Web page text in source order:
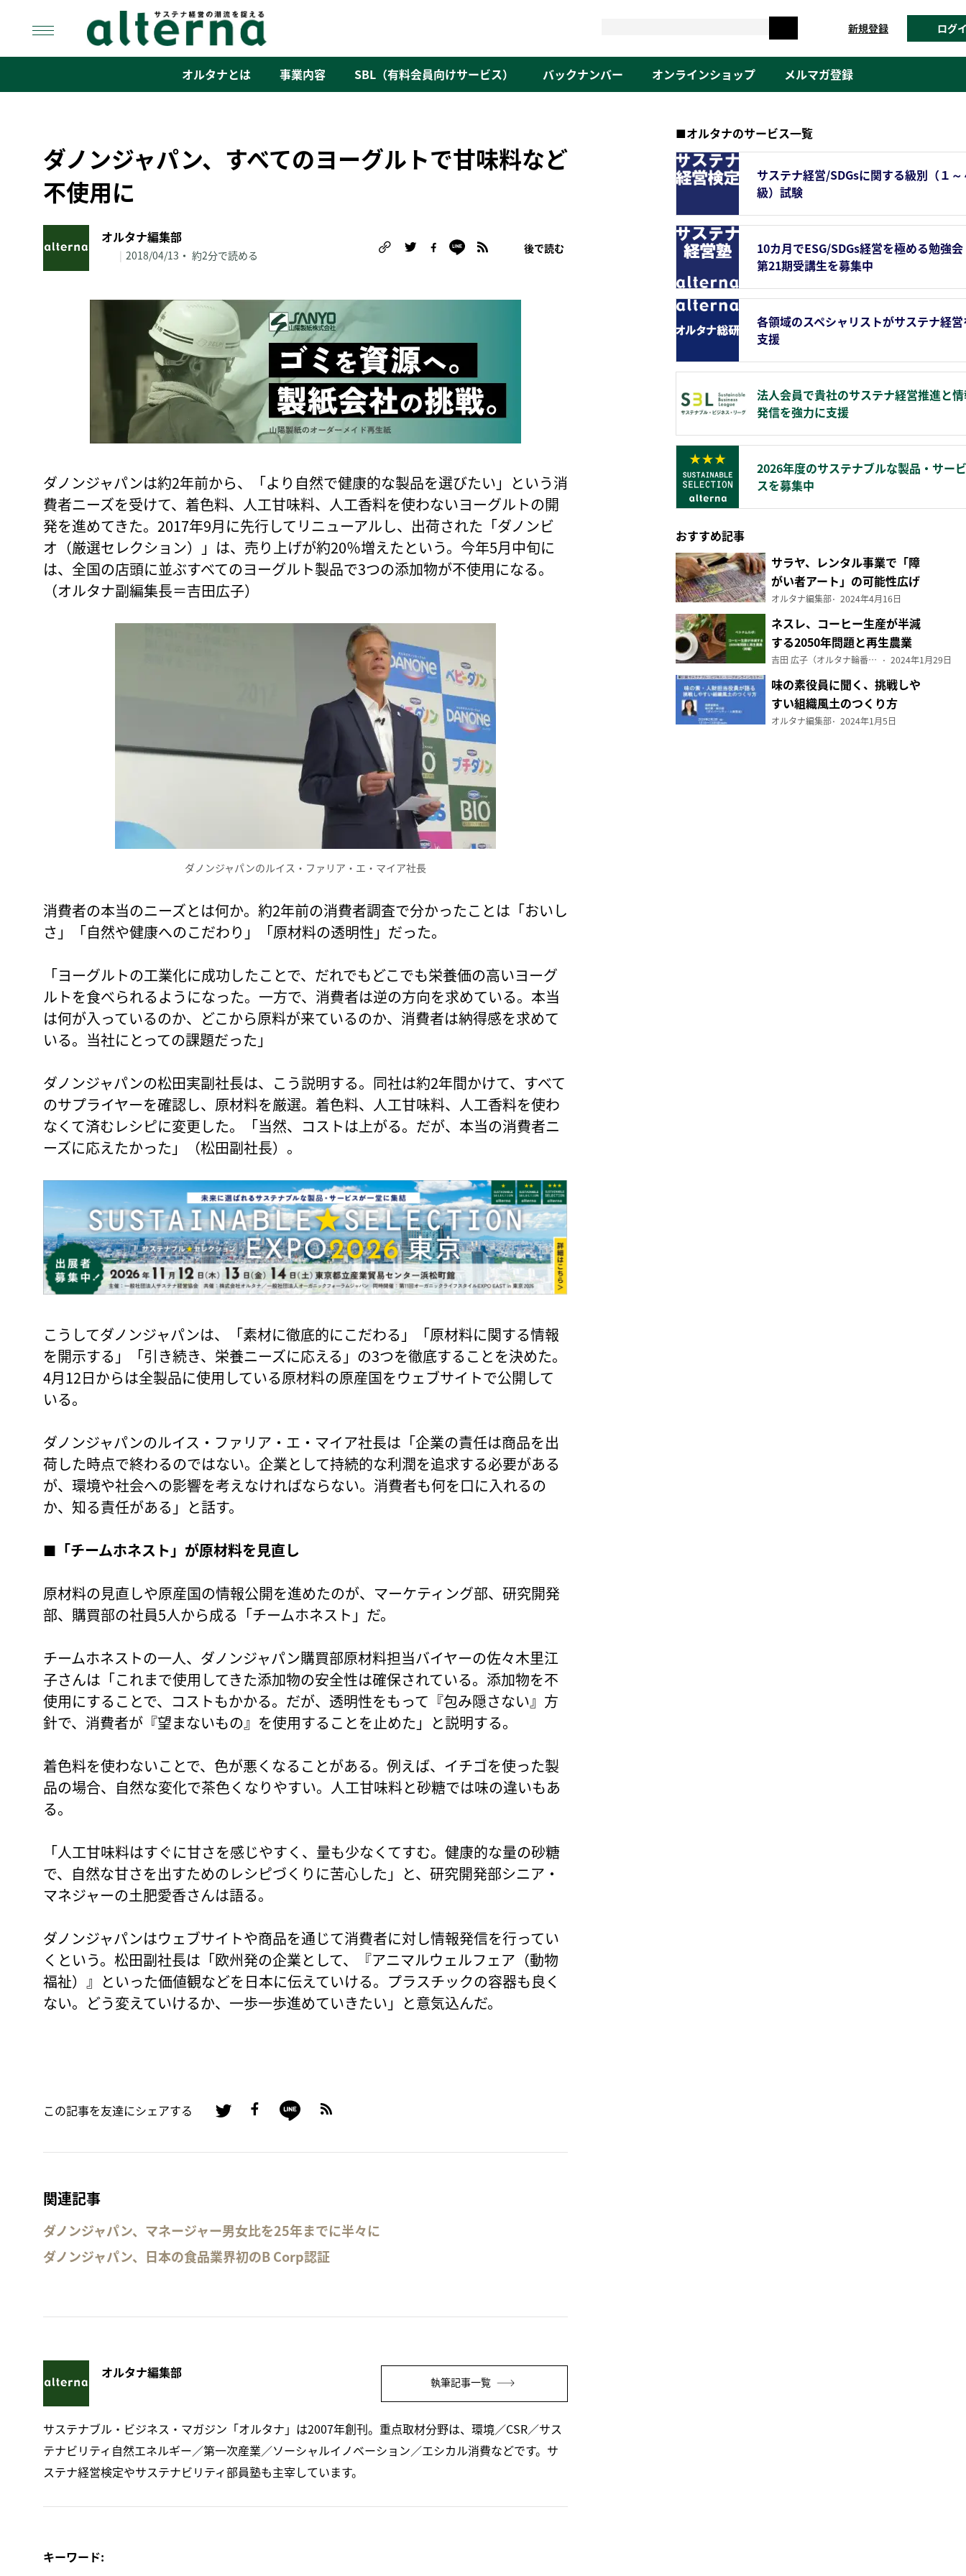
content
新規登録 ログ
オルタナとは 事業内容 SBL（有料会員向けサービス） バックナンバー オンラインショップ メルマガ登録
ダノンジャパン、すべてのヨーグルトで甘味料など
不使用に
オルタナ編集部
| 2018/04/13 約2分で読める
後で読む
ダノンジャパンは約2年前から、「より自然で健康的な製品を選びたい」という消
費者ニーズを受けて、着色料、人工甘味料、人工香料を使わないヨーグルトの開
発を進めてきた。2017年9月に先行してリニューアルし、出荷された「ダノンビ
オ（厳選セレクション）」は、売り上げが約20％増えたという。今年5月中旬に
は、全国の店頭に並ぶすべてのヨーグルト製品で3つの添加物が不使用になる。
（オルタナ副編集長＝吉田広子）
ダノンジャパンのルイス・ファリア・エ・マイア社長
消費者の本当のニーズとは何か。約2年前の消費者調査で分かったことは「おいし
さ」「自然や健康へのこだわり」「原材料の透明性」だった。
「ヨーグルトの工業化に成功したことで、だれでもどこでも栄養価の高いヨーグ
ルトを食べられるようになった。一方で、消費者は逆の方向を求めている。本当
は何が入っているのか、どこから原料が来ているのか、消費者は納得感を求めて
いる。当社にとっての課題だった」
ダノンジャパンの松田実副社長は、こう説明する。同社は約2年間かけて、すべて
のサプライヤーを確認し、原材料を厳選。着色料、人工甘味料、人工香料を使わ
なくて済むレシピに変更した。「当然、コストは上がる。だが、本当の消費者ニ
ーズに応えたかった」（松田副社長）。
こうしてダノンジャパンは、「素材に徹底的にこだわる」「原材料に関する情報
を開示する」「引き続き、栄養ニーズに応える」の3つを徹底することを決めた。
4月12日からは全製品に使用している原材料の原産国をウェブサイトで公開して
いる。
ダノンジャパンのルイス・ファリア・エ・マイア社長は「企業の責任は商品を出
荷した時点で終わるのではない。企業として持続的な利潤を追求する必要がある
が、環境や社会への影響を考えなければならない。消費者も何を口に入れるの
か、知る責任がある」と話す。
■「チームホネスト」が原材料を見直し
原材料の見直しや原産国の情報公開を進めたのが、マーケティング部、研究開発
部、購買部の社員5人から成る「チームホネスト」だ。
チームホネストの一人、ダノンジャパン購買部原材料担当バイヤーの佐々木里江
子さんは「これまで使用してきた添加物の安全性は確保されている。添加物を不
使用にすることで、コストもかかる。だが、透明性をもって『包み隠さない』方
針で、消費者が『望まないもの』を使用することを止めた」と説明する。
着色料を使わないことで、色が悪くなることがある。例えば、イチゴを使った製
品の場合、自然な変化で茶色くなりやすい。人工甘味料と砂糖では味の違いもあ
る。
「人工甘味料はすぐに甘さを感じやすく、量も少なくてすむ。健康的な量の砂糖
で、自然な甘さを出すためのレシピづくりに苦心した」と、研究開発部シニア・
マネジャーの土肥愛香さんは語る。
ダノンジャパンはウェブサイトや商品を通じて消費者に対し情報発信を行ってい
くという。松田副社長は「欧州発の企業として、『アニマルウェルフェア（動物
福祉）』といった価値観などを日本に伝えていける。プラスチックの容器も良く
ない。どう変えていけるか、一歩一歩進めていきたい」と意気込んだ。
この記事を友達にシェアする
関連記事
ダノンジャパン、マネージャー男女比を25年までに半々に
ダノンジャパン、日本の食品業界初のB Corp認証
オルタナ編集部
執筆記事一覧
サステナブル・ビジネス・マガジン「オルタナ」は2007年創刊。重点取材分野は、環境／CSR／サス
テナビリティ自然エネルギー／第一次産業／ソーシャルイノベーション／エシカル消費などです。サ
ステナ経営検定やサステナビリティ部員塾も主宰しています。
キーワード:
■オルタナのサービス一覧
サステナ経営/SDGsに関する級別（１～
級）試験
10カ月でESG/SDGs経営を極める勉強
第21期受講生を募集中
各領域のスペシャリストがサステナ経
支援
法人会員で貴社のサステナ経営推進と
発信を強力に支援
2026年度のサステナブルな製品・サービ
スを募集中
おすすめ記事
サラヤ、レンタル事業で「障
がい者アート」の可能性広げ
る
オルタナ編集部 2024年4月16日
ネスレ、コーヒー生産が半減
する2050年問題と再生農業
（前編）
吉田 広子（オルタナ輪番編集長） 2024年1月29日
味の素役員に聞く、挑戦しや
すい組織風土のつくり方
オルタナ編集部 2024年1月5日